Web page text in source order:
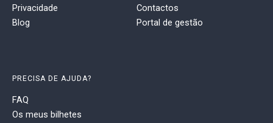
Privacidade
Blog
Contactos
Portal de gestão
PRECISA DE AJUDA?
FAQ
Os meus bilhetes